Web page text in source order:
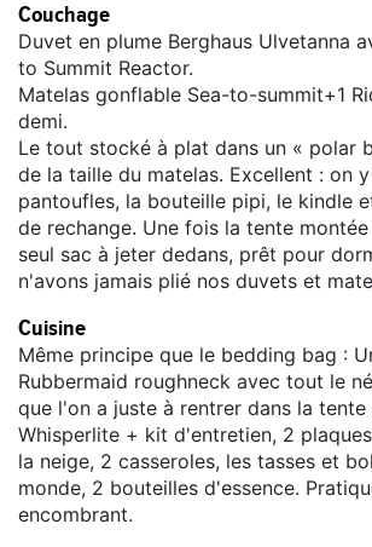
Couchage
Duvet en plume Berghaus Ulvetanna
to Summit Reactor.
Matelas gonflable Sea-to-summit+1
demi.
Le tout stocké à plat dans un « polar
de la taille du matelas. Excellent : on
pantoufles, la bouteille pipi, le kindle
de rechange. Une fois la tente
seul sac à jeter dedans, prêt pour
n'avons jamais plié nos duvets et
Cuisine
Même principe que le bedding bag :
Rubbermaid roughneck avec tout le
que l'on a juste à rentrer dans la tente
Whisperlite + kit d'entretien, 2
la neige, 2 casseroles, les tasses et
monde, 2 bouteilles d'essence.
encombrant.